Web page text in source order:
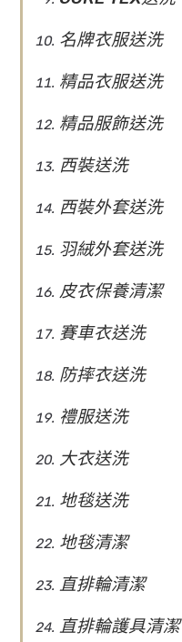
名牌衣服送洗
精品衣服送洗
精品服飾送洗
西裝送洗
西裝外套送洗
羽絨外套送洗
皮衣保養清潔
賽車衣送洗
防摔衣送洗
禮服送洗
大衣送洗
地毯送洗
地毯清潔
直排輪清潔
直排輪護具清潔